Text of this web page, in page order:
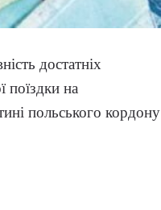
достатніх
поїздки на
польського кордону